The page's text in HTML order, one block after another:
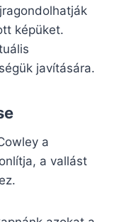
képüket.
javítására.
a
a vallást